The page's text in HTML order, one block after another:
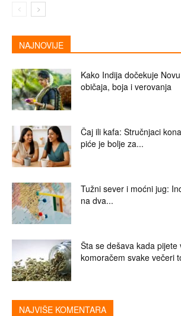
NAJNOVIJE
Kako Indija dočekuje
običaja, boja i verovanja
Čaj ili kafa: Stručnjaci
piće je bolje za...
Tužni sever i moćni jug:
na dva...
Šta se dešava kada pijete
komoračem svake večeri
NAJVIŠE KOMENTARA